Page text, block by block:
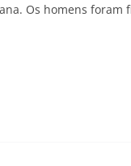
Os homens